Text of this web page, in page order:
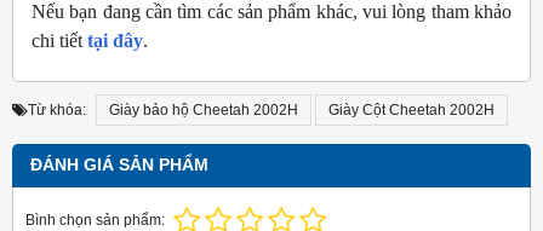
Nếu bạn đang cần tìm các sản phẩm khác, vui lòng tham khảo
chi tiết tại đây.
Từ khóa: Giày bảo hộ Cheetah 2002H Giày Cột Cheetah 2002H
ĐÁNH GIÁ SẢN PHẨM
Bình chọn sản phẩm: